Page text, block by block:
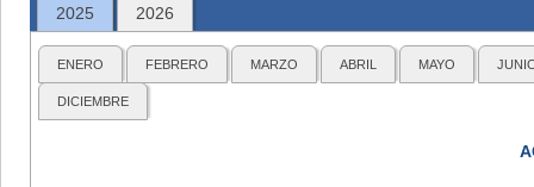
2025 2026
ENERO FEBRERO MARZO ABRIL MAYO
DICIEMBRE